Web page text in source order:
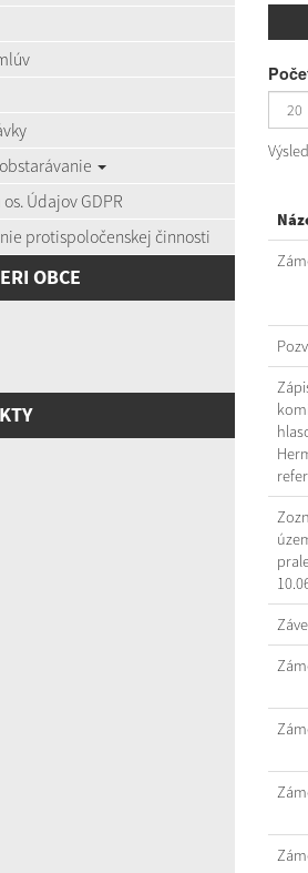
Údajov GDPR
protispoločenskej činnosti
OBCE